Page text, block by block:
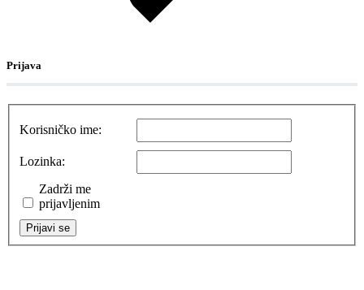
Prijava
Korisničko ime:
Lozinka:
Zadrži me
prijavljenim
Prijavi se